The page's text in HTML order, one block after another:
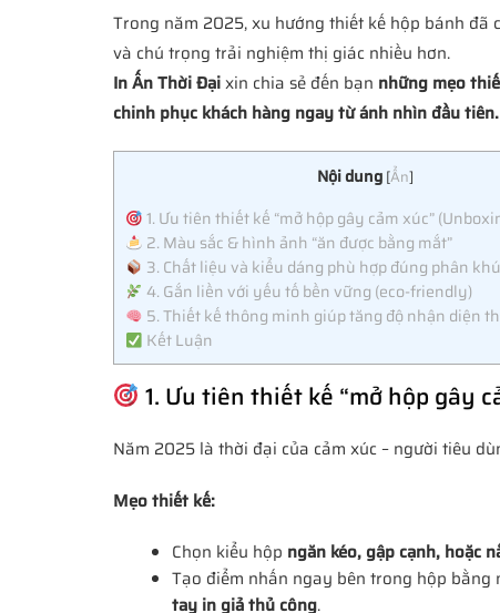
Trong năm 2025, xu hướng thiết kế hộp bánh
và chú trọng trải nghiệm thị giác nhiều hơn.
In Ấn Thời Đạixin chia sẻ đến bạn những mẹo
chinh phục khách hàng ngay từ ánh nhìn đầu tiên.
Nội dung [Ẩn]
1. Ưu tiên thiết kế “mở hộp gây cảm xúc”
2. Màu sắc & hình ảnh “ăn được bằng mắt”
3. Chất liệu và kiểu dáng phù hợp đúng phân
4. Gắn liền với yếu tố bền vững (eco-friendly)
5. Thiết kế thông minh giúp tăng độ nhận diện
Kết Luận
1. Ưu tiên thiết kế “mở hộp gây
Năm 2025 là thời đại của cảm xúc – người tiêu
Mẹo thiết kế:
Chọn kiểu hộp ngăn kéo, gập cạnh, hoặc
Tạo điểm nhấn ngay bên trong hộp bằng
tay in giả thủ công.